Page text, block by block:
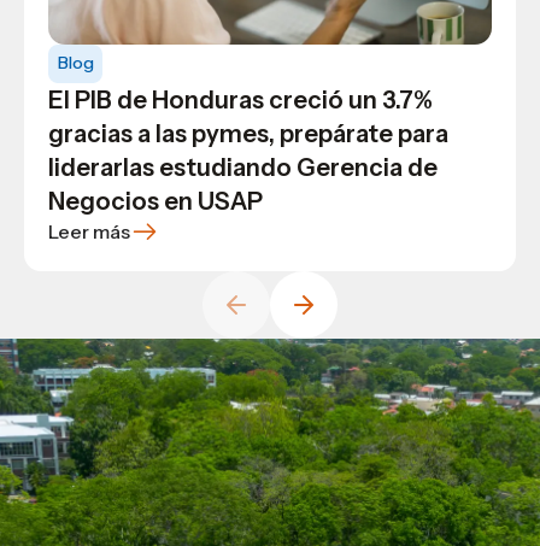
Blog
El PIB de Honduras creció un 3.7%
gracias a las pymes, prepárate para
liderarlas estudiando Gerencia de
Negocios en USAP
Leer más
Blog
Da el siguiente paso, vuélvete un
máster en administración industrial
Leer más
Blog
Explora los principios del derecho
procesal civil y vuélvete un experto
Leer más